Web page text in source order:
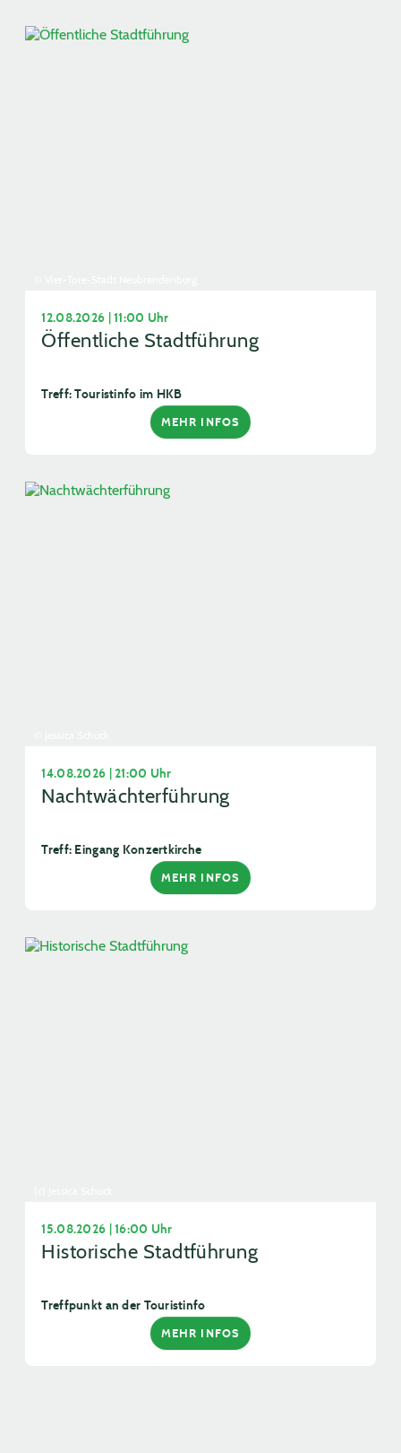
12.08.2026 | 11:00 Uhr
Öffentliche Stadtführung
Treff: Touristinfo im HKB
MEHR INFOS
14.08.2026 | 21:00 Uhr
Nachtwächterführung
Treff: Eingang Konzertkirche
MEHR INFOS
15.08.2026 | 16:00 Uhr
Historische Stadtführung
Treffpunkt an der Touristinfo
MEHR INFOS